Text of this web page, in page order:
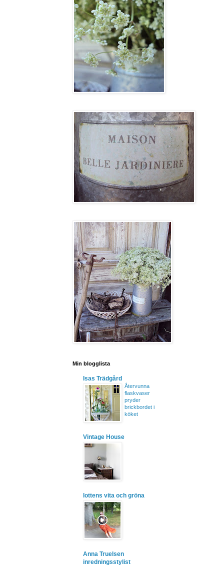
Min blogglista
Isas Trädgård
Återvunna
flaskvaser
pryder
brickbordet i
köket
Vintage House
lottens vita och gröna
Anna Truelsen
inredningsstylist